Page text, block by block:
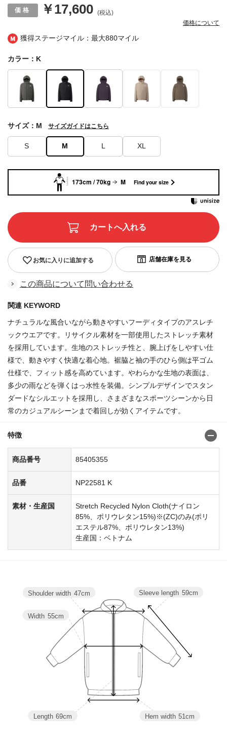
獲得ステージマイル：最大880マイル
￥17,600 (税込)
価格について
カラー：K
S M L XL
サイズ：M サイズガイドはこちら
お気に入りに追加する
この商品について問い合わせる
関連 KEYWORD
ナチュラルな風合いながら動きやすいフーディタイプのアスレチ
ックウエアです。リサイクル素材を一部使用したストレッチ素材
を採用しています。生地のストレッチ性と、腕上げをしやすい仕
様で、動きやすく快適な着心地。裾脇と袖の手のひら側は平ゴム
仕様で、フィット感を高めています。やわらかな生地の表面は、
多少の雨などを弾くはっ水性を装備。シンプルデザインでスタン
ダードなシルエットを採用し、さまざまなスポーツシーンから日
常のカジュアルシーンまで着回しが効くアイテムです。
特徴
商品番号 85405355
品番 NP22581 K
素材・生産国
Stretch Recycled Nylon Cloth(ナイロン
85%、ポリウレタン15%)※(ZC)のみ(ポリ
エステル87%、ポリウレタン13%)
生産国：ベトナム
173cm / 70kg M Find your size
Hem width 51cm
Sleeve length 59cm
Length 69cm
Width 55cm
Shoulder width 47cm